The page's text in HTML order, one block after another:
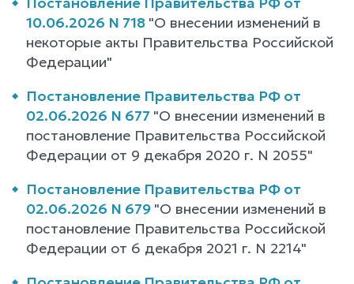
10.06.2026 N 718 "О внесении изменений в
некоторые акты Правительства Российской
Федерации"
Постановление Правительства РФ от
02.06.2026 N 677 "О внесении изменений в
постановление Правительства Российской
Федерации от 9 декабря 2020 г. N 2055"
Постановление Правительства РФ от
02.06.2026 N 679 "О внесении изменений в
постановление Правительства Российской
Федерации от 6 декабря 2021 г. N 2214"